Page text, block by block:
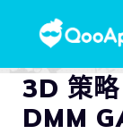
3D 策略
DMM